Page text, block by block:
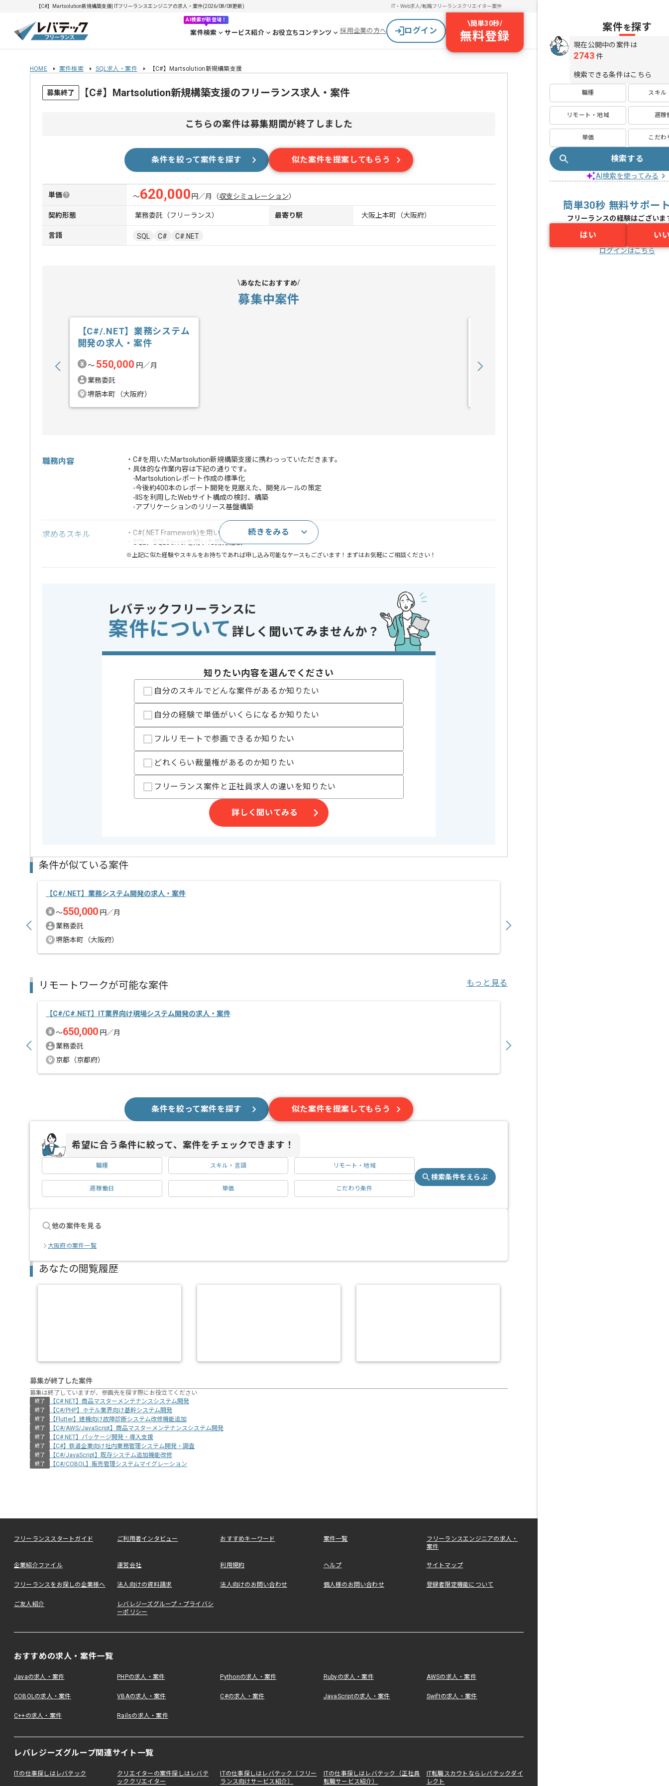
【C#】Martsolution新規構築支援| ITフリーランスエンジニアの求人・案件(2026/08/08更新) IT・Web求人/転職フリーランスクリエイター案件
AI検索が新登場！
案件検索 サービス紹介 お役立ちコンテンツ 採用企業の方へ ログイン
\簡単30秒/
無料登録
HOME 案件検索 SQL求人・案件 【C#】Martsolution新規構築支援
募集終了 【C#】Martsolution新規構築支援のフリーランス求人・案件
こちらの案件は募集期間が終了しました
条件を絞って案件を探す 似た案件を提案してもらう
単価 〜620,000 円／月 （収支シミュレーション）
契約形態 業務委託（フリーランス） 最寄り駅 大阪上本町（大阪府）
言語 SQL C# C#.NET
あなたにおすすめ
募集中案件
【C#/.NET】業務システム
開発の求人・案件
〜 550,000 円／月
業務委託
堺筋本町（大阪府）
職務内容
・C#を用いたMartsolution新規構築支援に携わっっていただきます。
・具体的な作業内容は下記の通りです。
-Martsolutionレポート作成の標準化
-今後約400本のレポート開発を見据えた、開発ルールの策定
-IISを利用したWebサイト構成の検討、構築
-アプリケーションのリリース基盤構築
求めるスキル
・C#(.NET Framework)を用いた開発経験
・SQL、SQLServerを用いた開発経験
※上記に似た経験やスキルをお持ちであれば申し込み可能なケースもございます！まずはお気軽にご相談ください！
精算条件
精算基準時間
140時間〜180時間
週5日常駐での作業を想定しております。
これまでの経験を活かしてご活躍いただけます。
長期案件ですので腰を据えて作業されたい方におすすめです。
ぜひ一度、ご商談で雰囲気を掴んでいただき、参画のご判断いただけますと幸いです。
続きをみる
レバテックフリーランスに
案件について 詳しく聞いてみませんか？
知りたい内容を選んでください
自分のスキルでどんな案件があるか知りたい
自分の経験で単価がいくらになるか知りたい
フルリモートで参画できるか知りたい
どれくらい裁量権があるのか知りたい
フリーランス案件と正社員求人の違いを知りたい
詳しく聞いてみる
条件が似ている案件
【C#/.NET】業務システム開発の求人・案件
〜550,000 円／月
業務委託
堺筋本町（大阪府）
リモートワークが可能な案件 もっと見る
【C#/C#.NET】IT業界向け現場システム開発の求人・案件
〜650,000 円／月
業務委託
京都（京都府）
条件を絞って案件を探す 似た案件を提案してもらう
希望に合う条件に絞って、案件をチェックできます！
職種 スキル・言語 リモート・地域
週稼働日 単価 こだわり条件
検索条件をえらぶ
他の案件を見る
大阪府の案件一覧
あなたの閲覧履歴
募集が終了した案件
募集は終了していますが、参画先を探す際にお役立てください
終了 【C#.NET】商品マスターメンテナンスシステム開発
終了 【C#/PHP】ホテル業界向け基幹システム開発
終了 【Flutter】建機向け故障診断システム改修機能追加
終了 【C#/AWS/JavaScript】商品マスターメンテナンスシステム開発
終了 【C#.NET】パッケージ開発・導入支援
終了 【C#】鉄道企業向け社内業務管理システム開発・調査
終了 【C#/JavaScript】既存システム追加機能改修
終了 【C#/COBOL】販売管理システムマイグレーション
フリーランススタートガイド ご利用者インタビュー おすすめキーワード 案件一覧
フリーランスエンジニアの求人・
案件
企業紹介ファイル 運営会社 利用規約 ヘルプ サイトマップ
フリーランスをお探しの企業様へ 法人向けの資料請求 法人向けのお問い合わせ 個人様のお問い合わせ 登録者限定機能について
ご友人紹介
レバレジーズグループ・プライバシ
ーポリシー
おすすめの求人・案件一覧
Javaの求人・案件 PHPの求人・案件 Pythonの求人・案件 Rubyの求人・案件 AWSの求人・案件
COBOLの求人・案件 VBAの求人・案件 C#の求人・案件 JavaScriptの求人・案件 Swiftの求人・案件
C++の求人・案件 Railsの求人・案件
レバレジーズグループ関連サイト一覧
ITの仕事探しはレバテック
クリエイターの案件探しはレバテ
ッククリエイター
ITの仕事探しはレバテック（フリー
ランス向けサービス紹介）
ITの仕事探しはレバテック（正社員
転職サービス紹介）
IT転職スカウトならレバテックダイ
レクト
案件を探す
現在公開中の案件は
2743 件
検索できる条件はこちら
職種 スキル
リモート・地域 週稼
単価 こだわ
検索する
AI検索を使ってみる
簡単30秒 無料サポー
フリーランスの経験はございま
はい い
ログインはこちら